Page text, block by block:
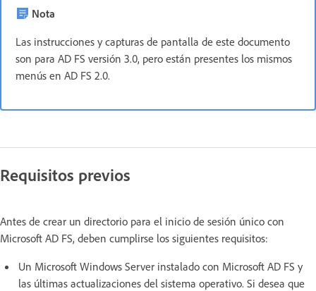
Nota
Las instrucciones y capturas de pantalla de este documento
son para AD FS versión 3.0, pero están presentes los mismos
menús en AD FS 2.0.
Requisitos previos
Antes de crear un directorio para el inicio de sesión único con
Microsoft AD FS, deben cumplirse los siguientes requisitos:
Un Microsoft Windows Server instalado con Microsoft AD FS y
las últimas actualizaciones del sistema operativo. Si desea que